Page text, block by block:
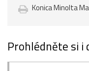
Konica Minolta
Prohlédněte si i